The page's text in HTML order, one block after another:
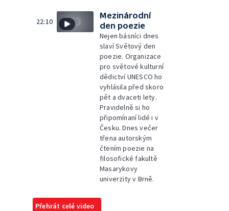
22:10
Mezinárodní
den poezie
Nejen básníci dnes
slaví Světový den
poezie. Organizace
pro světové kulturní
dědictví UNESCO ho
vyhlásila před skoro
pět a dvaceti lety.
Pravidelně si ho
připomínaní lidé i v
Česku. Dnes večer
třena autorským
čtením poezie na
filosofické fakultě
Masarykovy
univerzity v Brně.
Přehrát celé video